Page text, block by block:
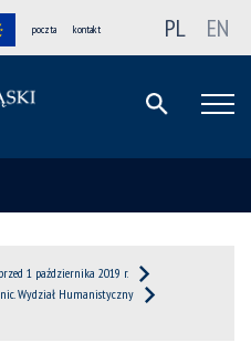
poczta kontakt PL EN
1 października 2019 r.
Wydział Humanistyczny